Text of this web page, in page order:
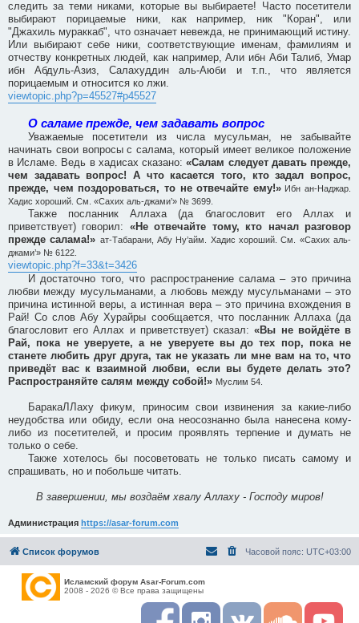
следить за теми никами, которые вы выбираете! Часто посетители
выбирают порицаемые ники, как например, ник "Коран", или
"Джахиль мураккаб", что означает невежда, не принимающий истину.
Или выбирают себе ники, соответствующие именам, фамилиям и
отчеству конкретных людей, как например, Али ибн Аби Талиб, Умар
ибн Абдуль-Азиз, Салахуддин аль-Аюби и т.п., что является
порицаемым и относится ко лжи.
viewtopic.php?p=45527#p45527
О саламе прежде, чем задавать вопрос
Уважаемые посетители из числа мусульман, не забывайте
начинать свои вопросы с салама, который имеет великое положение
в Исламе. Ведь в хадисах сказано:«Салам следует давать прежде,
чем задавать вопрос! А что касается того, кто задал вопрос,
прежде, чем поздороваться, то не отвечайте ему!»Ибн ан-Наджар.
Хадис хороший. См. «Сахих аль-джами’» № 3699.
Также посланник Аллаха (да благословит его Аллах и
приветствует) говорил: «Не отвечайте тому, кто начал разговор
прежде салама!» ат-Табарани, Абу Ну’айм. Хадис хороший. См. «Сахих аль-
джами’» № 6122.
viewtopic.php?f=33&t=3426
И достаточно того, что распространение салама – это причина
любви между мусульманами, а любовь между мусульманами – это
причина истинной веры, а истинная вера – это причина вхождения в
Рай! Со слов Абу Хурайры сообщается, что посланник Аллаха (да
благословит его Аллах и приветствует) сказал:«Вы не войдёте в
Рай, пока не уверуете, а не уверуете вы до тех пор, пока не
станете любить друг друга, так не указать ли мне вам на то, что
приведёт вас к взаимной любви, если вы будете делать это?
Распространяйте салям между собой!» Муслим 54.
БаракаЛЛаху фикум, приносим свои извинения за какие-либо
неудобства или обиду, если она неосознанно была нанесена кому-
либо из посетителей, и просим проявлять терпение и думать не
только о себе.
Также хотелось бы посоветовать не только писать самому и
спрашивать, но и побольше читать.
В завершении, мы воздаём хвалу Аллаху - Господу миров!
Администрация https://asar-forum.com
Список форумов Часовой пояс: UTC+03:00
Исламский форум Asar-Forum.com
2008 - 2026 © Все права защищены